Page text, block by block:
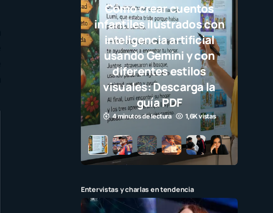
Cómo crear cuentos
infantiles ilustrados con
inteligencia artificial
usando Gemini y con
diferentes estilos
visuales: Descarga la
guía PDF
4 minutos de lectura 1,6K vistas
Entervistas y charlas en tendencia